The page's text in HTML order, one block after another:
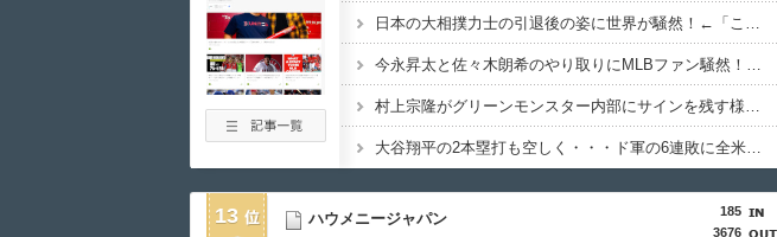
08月06日 19:41 海外「お前らの国に他愛のない対立ってある？」日
08月06日 18:52
08月06日 18:34 中国が対米ドローン規制強化して世界が騒然！←「
08月06日 18:30
日本の大相撲力士の引退後の姿に世界が騒然！←「これは素晴らしい！」（海外の反応）
今永昇太と佐々木朗希のやり取りにMLBファン騒然！←「日本人選手の交流はほっこりするね」（海外の反応）
村上宗隆がグリーンモンスター内部にサインを残す様子にMLBファン騒然！←「歴史に名を刻んだ」（海外の反応）
大谷翔平の2本塁打も空しく・・・ド軍の6連敗に全米騒然！←「アメリカの勝利だ」（海外の反応）
13
185
3676
ハウメニージャパン